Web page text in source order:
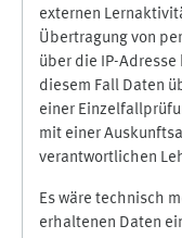
externen
Übertragung von
über die IP-
diesem Fall Daten
einer
mit einer
verantwortlichen
Es wäre technisch
erhaltenen Daten